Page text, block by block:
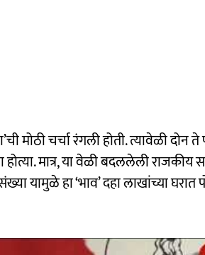
मोठी चर्चा रंगली होती. त्यावेळी दोन
होत्या. मात्र, या वेळी बदललेली
यामुळे हा ‘भाव’ दहा लाखांच्या